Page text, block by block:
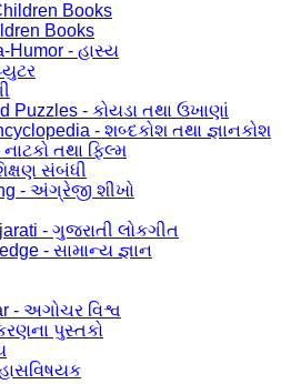
Books
Books
Humor - હાસ્ય
Puzzles - કોયડા તથા ઉખાણાં
- શબ્દકોશ તથા જ્ઞાનકોશ
તથા ફિલ્મ
સંબંધી
- અંગ્રેજી શીખો
- ગુજરાતી લોકગીત
- સામાન્ય જ્ઞાન
- અગોચર વિશ્વ
પુસ્તકો